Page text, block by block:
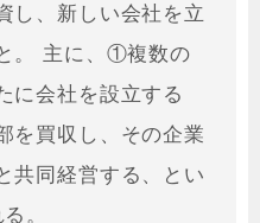
し、新しい会社を立
。 主に、①複数の
に会社を設立する
を買収し、その企業
共同経営する、とい
。